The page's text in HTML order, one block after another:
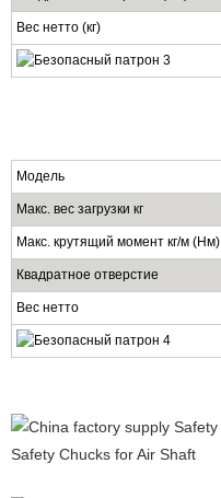
Вес нетто (кг)
Модель
Макс. вес загрузки кг
Макс. крутящий момент кг/м (Нм)
Квадратное отверстие
Вес нетто